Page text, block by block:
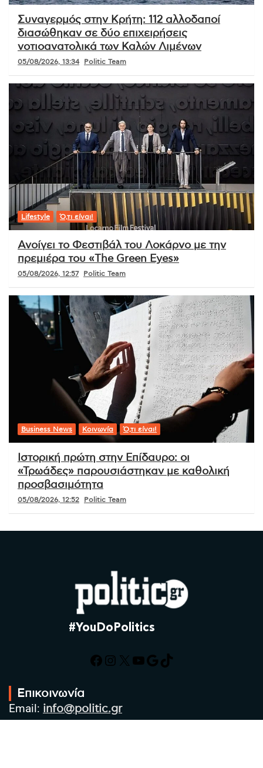
Συναγερμός στην Κρήτη: 112 αλλοδαποί
διασώθηκαν σε δύο επιχειρήσεις
νοτιοανατολικά των Καλών Λιμένων
05/08/2026, 13:34 Politic Team
Lifestyle Ό,τι είναι!
Ανοίγει το Φεστιβάλ του Λοκάρνο με την
πρεμιέρα του «The Green Eyes»
05/08/2026, 12:57 Politic Team
Business News Κοινωνία Ό,τι είναι!
Ιστορική πρώτη στην Επίδαυρο: οι
«Τρωάδες» παρουσιάστηκαν με καθολική
προσβασιμότητα
05/08/2026, 12:52 Politic Team
#YouDoPolitics
Facebook
Instagram
X YouTube
Google
TikTok
Επικοινωνία
Email: info@politic.gr
Τηλ: